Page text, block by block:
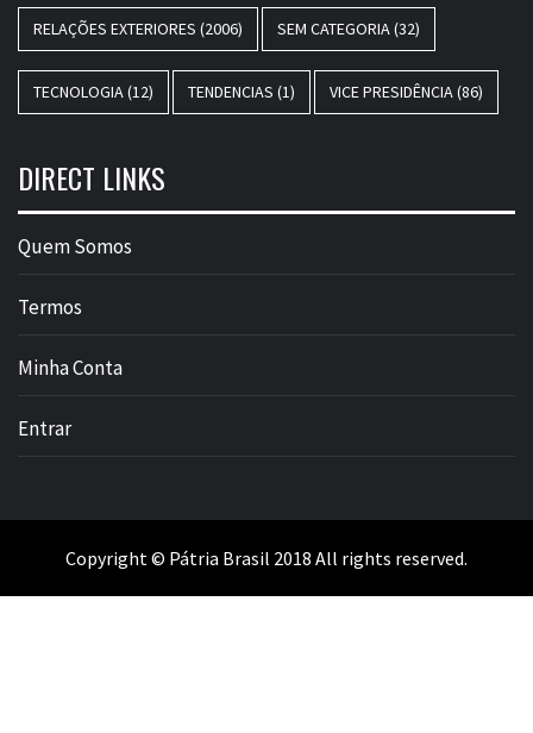
RELAÇÕES EXTERIORES (2006) SEM CATEGORIA (32)
TECNOLOGIA (12) TENDENCIAS (1) VICE PRESIDÊNCIA (86)
DIRECT LINKS
Quem Somos
Termos
Minha Conta
Entrar
Copyright © Pátria Brasil 2018 All rights reserved.